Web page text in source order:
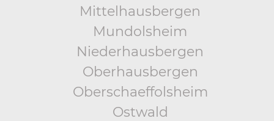
Mittelhausbergen
Mundolsheim
Niederhausbergen
Oberhausbergen
Oberschaeffolsheim
Ostwald